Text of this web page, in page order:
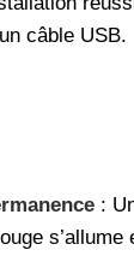
câble USB.
:
s’allume